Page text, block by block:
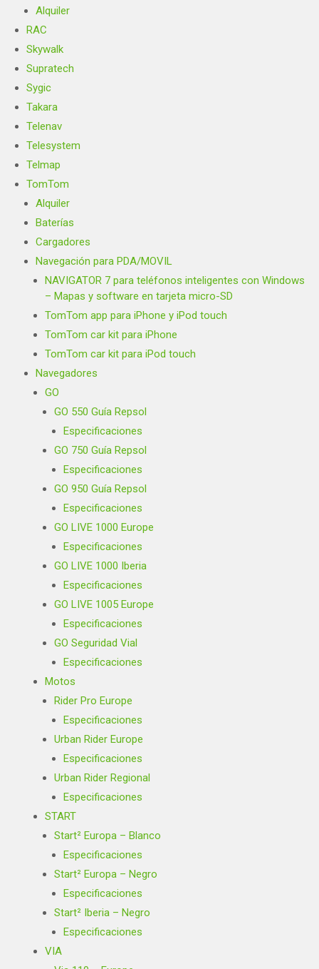
Alquiler
RAC
Skywalk
Supratech
Sygic
Takara
Telenav
Telesystem
Telmap
TomTom
Alquiler
Baterías
Cargadores
Navegación para PDA/MOVIL
NAVIGATOR 7 para teléfonos inteligentes con Windows
– Mapas y software en tarjeta micro-SD
TomTom app para iPhone y iPod touch
TomTom car kit para iPhone
TomTom car kit para iPod touch
Navegadores
GO
GO 550 Guía Repsol
Especificaciones
GO 750 Guía Repsol
Especificaciones
GO 950 Guía Repsol
Especificaciones
GO LIVE 1000 Europe
Especificaciones
GO LIVE 1000 Iberia
Especificaciones
GO LIVE 1005 Europe
Especificaciones
GO Seguridad Vial
Especificaciones
Motos
Rider Pro Europe
Especificaciones
Urban Rider Europe
Especificaciones
Urban Rider Regional
Especificaciones
START
Start² Europa – Blanco
Especificaciones
Start² Europa – Negro
Especificaciones
Start² Iberia – Negro
Especificaciones
VIA